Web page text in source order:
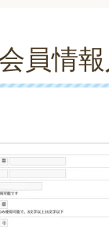
員情報